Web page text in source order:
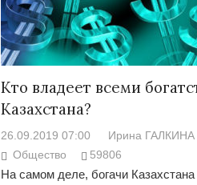
Кто владеет всеми
Казахстана?
26.09.2019 07:00
Ирина ГАЛКИНА
Общество
59806
На самом деле, богачи Казахстана